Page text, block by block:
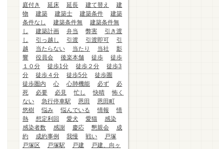
庭付き
延床 延長 建て替え
建
物
建築 建築士 建築条件
建築
条件なし
建築条件無
建築条件無
し
建築計画 弁当 弊害
引き渡
し
引っ越し 引渡 引渡即可
引
越
当たらない 当たり 当社
影
響
役員会 後楽本舗 徒歩
徒歩
１０分
徒歩1分 徒歩２分
徒歩3
分
徒歩４分 徒歩5分
徒歩圏
徒歩圏内
心 心肺機能 必ず
必
死
必要 必見 忙し 快晴
怖く
ない
急行停車駅 恩田
恩田町
悠樹
悩み 悩んでいる 情報
情
熱
想定利回 愛犬 愛猫
感染
感染者数
感謝 慶応 懇親会
成
約
成約事例 我慢 戦い
戸塚
戸塚区
戸塚駅 戸建
戸建、向ヶ